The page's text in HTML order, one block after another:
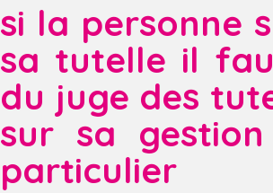
si la personne
sa tutelle il
du juge des
sur sa
particulier